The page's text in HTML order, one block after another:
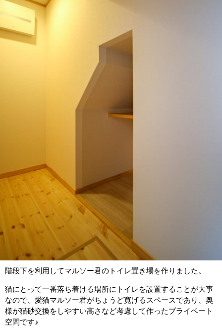
階段下を利用してマルソー君のトイレ置き場を作りました。
猫にとって一番落ち着ける場所にトイレを設置することが大事
なので、愛猫マルソー君がちょうど寛げるスペースであり、奥
様が猫砂交換をしやすい高さなど考慮して作ったプライベート
空間です♪